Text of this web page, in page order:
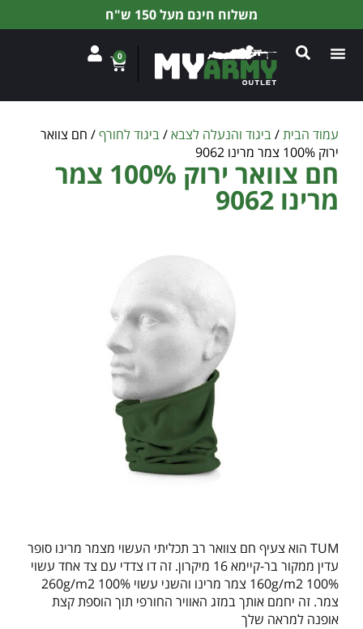
משלוח חינם מעל 150 ש"ח
0
עמוד הבית/ביגוד והנעלה לצבא/ביגוד לחורף/ חם צוואר
ירוק 100% צמר מרינו 9062
חם צוואר ירוק 100% צמר
מרינו 9062
TUM הוא צעיף חם צוואר רב תכליתי העשוי מצמר מרינו סופר
עדין ממקור בר-קיימא 16 מיקרון. זה דו צדדי עם צד אחד עשוי
160g/m2 100% צמר מרינו והשני עשוי 260g/m2 100%
צמר. זה יחמם אותך במזג האוויר החורפי תוך הוספת קצת
אופנה למראה שלך